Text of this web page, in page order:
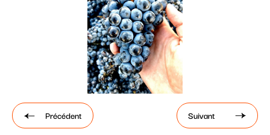
Paramétrer les cookies
Précédent Suivant